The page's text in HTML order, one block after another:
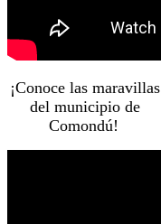
¡Conoce las maravillas
del municipio de
Comondú!